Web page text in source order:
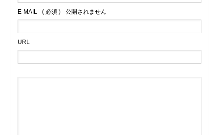
E-MAIL ( 必須 ) - 公開されません -
URL